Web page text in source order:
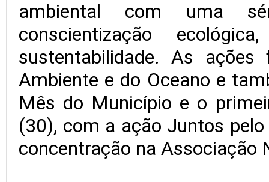
ambiental com uma
conscientização
sustentabilidade. As
Ambiente e do Oceano e
Mês do Município e o
(30), com a ação Juntos
concentração na Associação